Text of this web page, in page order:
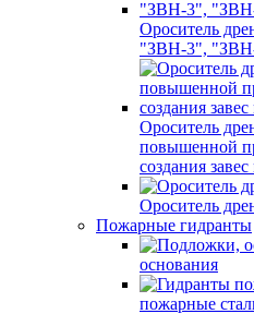
Ороситель
"ЗВН-3",
Ороситель
повышенной
создания
Ороситель
Пожарные гидранты
основания
пожарные